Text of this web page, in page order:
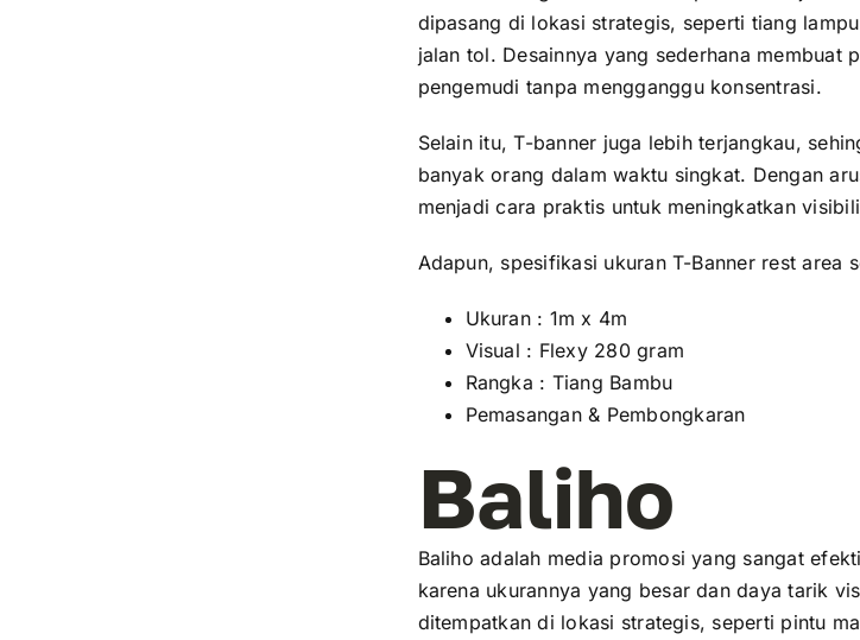
dipasang di lokasi strategis, seperti tiang
jalan tol. Desainnya yang sederhana membuat
pengemudi tanpa mengganggu konsentrasi.
Selain itu, T-banner juga lebih terjangkau,
banyak orang dalam waktu singkat. Dengan
menjadi cara praktis untuk meningkatkan
Adapun, spesifikasi ukuran T-Banner rest area
Ukuran : 1m x 4m
Visual : Flexy 280 gram
Rangka : Tiang Bambu
Pemasangan & Pembongkaran
Baliho
Baliho adalah media promosi yang sangat
karena ukurannya yang besar dan daya tarik
ditempatkan di lokasi strategis, seperti pintu